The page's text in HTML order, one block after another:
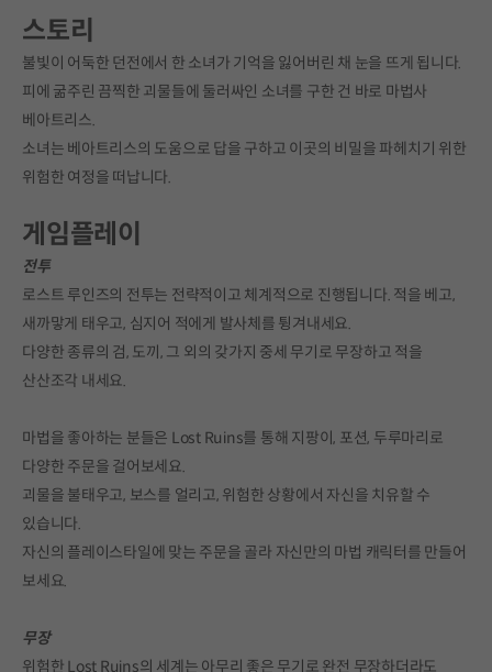
스토리
불빛이 어둑한 던전에서 한 소녀가 기억을 잃어버린 채 눈을 뜨게 됩니다.
피에 굶주린 끔찍한 괴물들에 둘러싸인 소녀를 구한 건 바로 마법사
베아트리스.
소녀는 베아트리스의 도움으로 답을 구하고 이곳의 비밀을 파헤치기 위한
위험한 여정을 떠납니다.
게임플레이
전투
로스트 루인즈의 전투는 전략적이고 체계적으로 진행됩니다. 적을 베고,
새까맣게 태우고, 심지어 적에게 발사체를 튕겨내세요.
다양한 종류의 검, 도끼, 그 외의 갖가지 중세 무기로 무장하고 적을
산산조각 내세요.
마법을 좋아하는 분들은 Lost Ruins를 통해 지팡이, 포션, 두루마리로
다양한 주문을 걸어보세요.
괴물을 불태우고, 보스를 얼리고, 위험한 상황에서 자신을 치유할 수
있습니다.
자신의 플레이스타일에 맞는 주문을 골라 자신만의 마법 캐릭터를 만들어
보세요.
무장
위험한 Lost Ruins의 세계는 아무리 좋은 무기로 완전 무장하더라도